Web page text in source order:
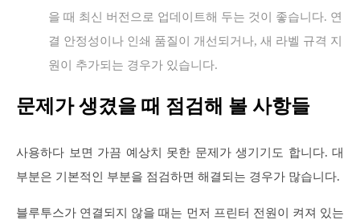
을 때 최신 버전으로 업데이트해 두는 것이 좋습니다. 연
결 안정성이나 인쇄 품질이 개선되거나, 새 라벨 규격 지
원이 추가되는 경우가 있습니다.
문제가 생겼을 때 점검해 볼 사항들
사용하다 보면 가끔 예상치 못한 문제가 생기기도 합니다. 대
부분은 기본적인 부분을 점검하면 해결되는 경우가 많습니다.
블루투스가 연결되지 않을 때는 먼저 프린터 전원이 켜져 있는